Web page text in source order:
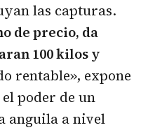
las capturas.
de precio, da
100 kilos y
rentable», expone
poder de un
anguila a nivel